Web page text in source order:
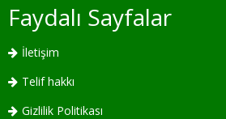
Faydalı Sayfalar
İletişim
Telif hakkı
Gizlilik Politikası